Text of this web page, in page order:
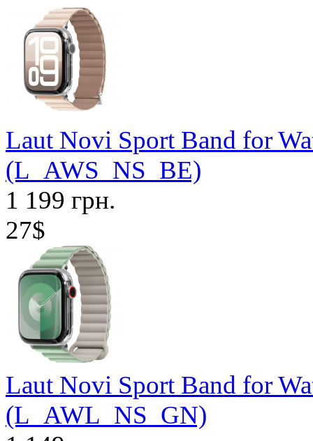
Laut Novi Sport Band for
(L_AWS_NS_BE)
1 199 грн.
27$
Laut Novi Sport Band for
(L_AWL_NS_GN)